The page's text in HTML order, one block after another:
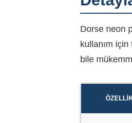
Dorse neon
kullanım
bile